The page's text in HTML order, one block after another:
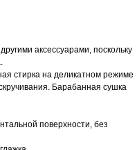
аксессуарами, поскольку
стирка на деликатном режиме
Барабанная сушка
поверхности, без